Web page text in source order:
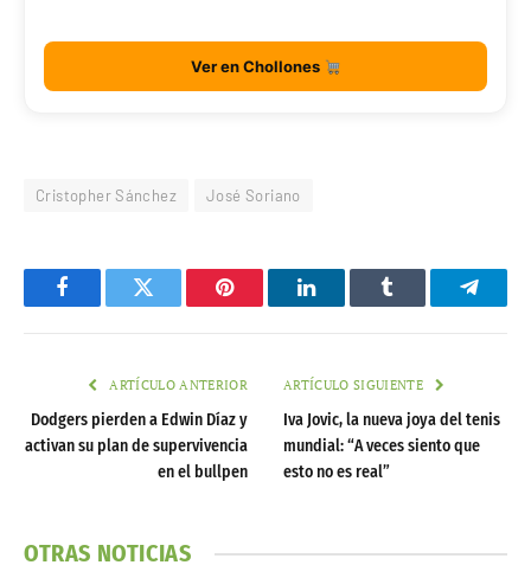
Ver en Chollones
Cristopher Sánchez José Soriano
FacebookTwitter Pinterest LinkedInTumblr
ARTÍCULO ANTERIOR
Dodgers pierden a Edwin Díaz y
activan su plan de supervivencia
en el bullpen
ARTÍCULO SIGUIENTE
Iva Jovic, la nueva joya del tenis
mundial: “A veces siento que
esto no es real”
OTRAS NOTICIAS